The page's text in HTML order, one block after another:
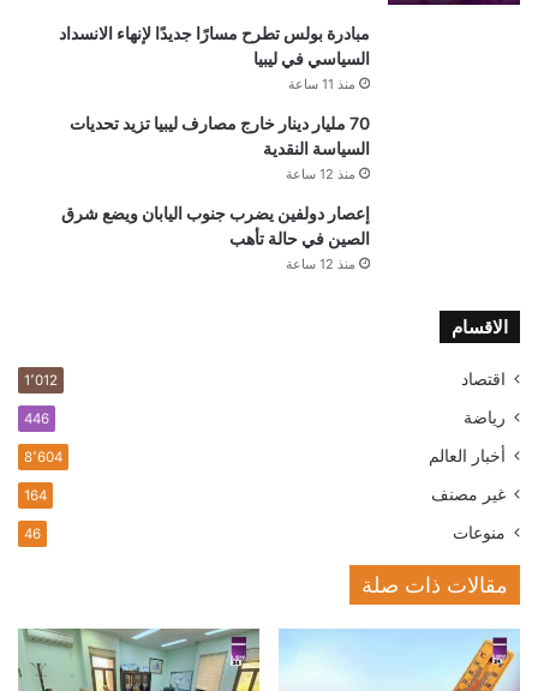
مبادرة بولس تطرح مسارًا جديدًا لإنهاء الانسداد
السياسي في ليبيا
منذ 11 ساعة
70 مليار دينار خارج مصارف ليبيا تزيد تحديات
السياسة النقدية
منذ 12 ساعة
إعصار دولفين يضرب جنوب اليابان ويضع شرق
الصين في حالة تأهب
منذ 12 ساعة
الاقسام
اقتصاد 1٬012
رياضة 446
أخبار العالم 8٬604
غير مصنف 164
منوعات 46
مقالات ذات صلة